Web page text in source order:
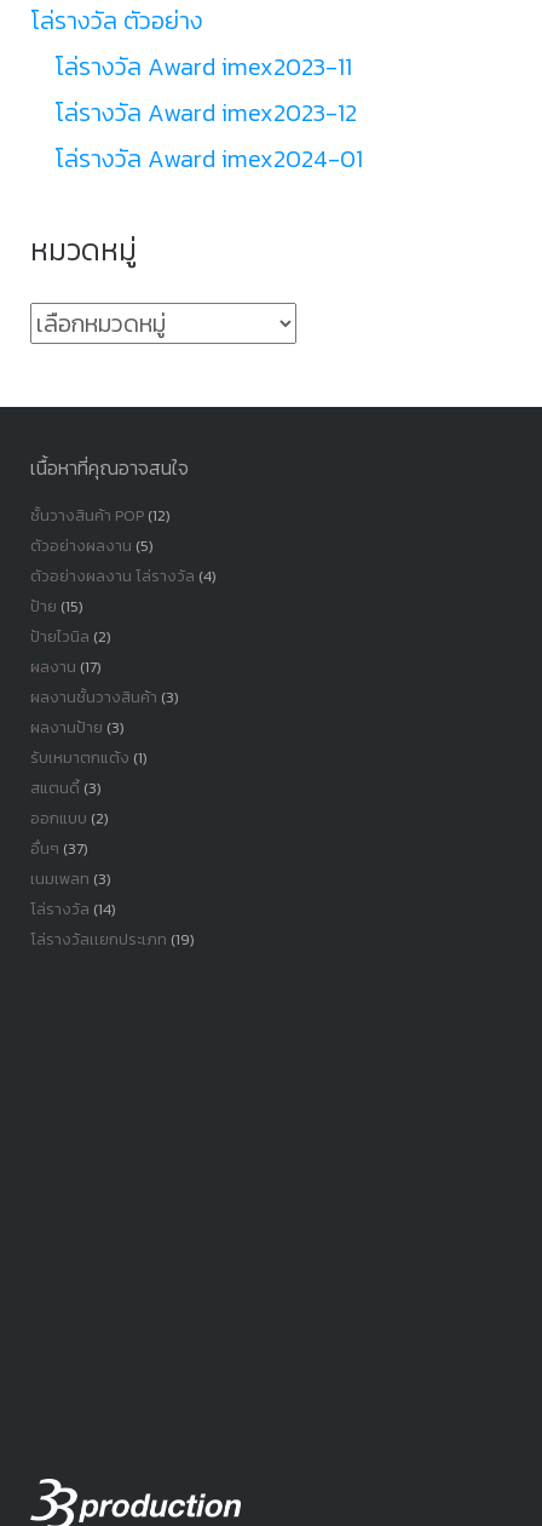
โล่รางวัล ตัวอย่าง
โล่รางวัล Award imex2023-11
โล่รางวัล Award imex2023-12
โล่รางวัล Award imex2024-01
หมวดหมู่
หมวด
เนื้อหาที่คุณอาจสนใจ
ชั้นวางสินค้า POP(12)
ตัวอย่างผลงาน (5)
ตัวอย่างผลงาน โล่รางวัล (4)
ป้าย (15)
ป้ายไวนิล (2)
ผลงาน (17)
ผลงานชั้นวางสินค้า (3)
ผลงานป้าย (3)
รับเหมาตกแต้ง (1)
สแตนดี้(3)
ออกแบบ (2)
อื่นๆ (37)
เนมเพลท (3)
โล่รางวัล (14)
โล่รางวัลเเยกประเภท (19)